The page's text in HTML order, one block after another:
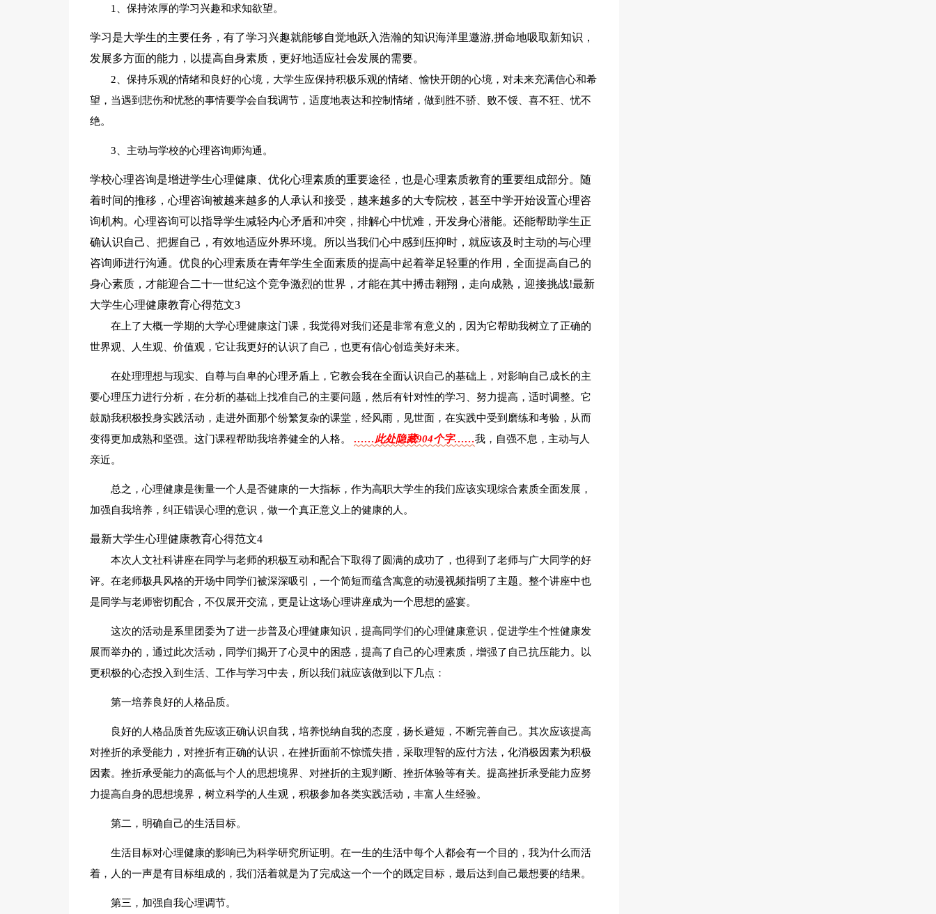
1、保持浓厚的学习兴趣和求知欲望。
学习是大学生的主要任务，有了学习兴趣就能够自觉地跃入浩瀚的知识海洋里邀游,拼命地吸取新知识，
发展多方面的能力，以提高自身素质，更好地适应社会发展的需要。
2、保持乐观的情绪和良好的心境，大学生应保持积极乐观的情绪、愉快开朗的心境，对未来充满信心和希
望，当遇到悲伤和忧愁的事情要学会自我调节，适度地表达和控制情绪，做到胜不骄、败不馁、喜不狂、忧不
绝。
3、主动与学校的心理咨询师沟通。
学校心理咨询是增进学生心理健康、优化心理素质的重要途径，也是心理素质教育的重要组成部分。随
着时间的推移，心理咨询被越来越多的人承认和接受，越来越多的大专院校，甚至中学开始设置心理咨
询机构。心理咨询可以指导学生减轻内心矛盾和冲突，排解心中忧难，开发身心潜能。还能帮助学生正
确认识自己、把握自己，有效地适应外界环境。所以当我们心中感到压抑时，就应该及时主动的与心理
咨询师进行沟通。优良的心理素质在青年学生全面素质的提高中起着举足轻重的作用，全面提高自己的
身心素质，才能迎合二十一世纪这个竞争激烈的世界，才能在其中搏击翱翔，走向成熟，迎接挑战!最新
大学生心理健康教育心得范文3
在上了大概一学期的大学心理健康这门课，我觉得对我们还是非常有意义的，因为它帮助我树立了正确的
世界观、人生观、价值观，它让我更好的认识了自己，也更有信心创造美好未来。
在处理理想与现实、自尊与自卑的心理矛盾上，它教会我在全面认识自己的基础上，对影响自己成长的主
要心理压力进行分析，在分析的基础上找准自己的主要问题，然后有针对性的学习、努力提高，适时调整。它
鼓励我积极投身实践活动，走进外面那个纷繁复杂的课堂，经风雨，见世面，在实践中受到磨练和考验，从而
变得更加成熟和坚强。这门课程帮助我培养健全的人格。 ……此处隐藏904个字……我，自强不息，主动与人
亲近。
总之，心理健康是衡量一个人是否健康的一大指标，作为高职大学生的我们应该实现综合素质全面发展，
加强自我培养，纠正错误心理的意识，做一个真正意义上的健康的人。
最新大学生心理健康教育心得范文4
本次人文社科讲座在同学与老师的积极互动和配合下取得了圆满的成功了，也得到了老师与广大同学的好
评。在老师极具风格的开场中同学们被深深吸引，一个简短而蕴含寓意的动漫视频指明了主题。整个讲座中也
是同学与老师密切配合，不仅展开交流，更是让这场心理讲座成为一个思想的盛宴。
这次的活动是系里团委为了进一步普及心理健康知识，提高同学们的心理健康意识，促进学生个性健康发
展而举办的，通过此次活动，同学们揭开了心灵中的困惑，提高了自己的心理素质，增强了自己抗压能力。以
更积极的心态投入到生活、工作与学习中去，所以我们就应该做到以下几点：
第一培养良好的人格品质。
良好的人格品质首先应该正确认识自我，培养悦纳自我的态度，扬长避短，不断完善自己。其次应该提高
对挫折的承受能力，对挫折有正确的认识，在挫折面前不惊慌失措，采取理智的应付方法，化消极因素为积极
因素。挫折承受能力的高低与个人的思想境界、对挫折的主观判断、挫折体验等有关。提高挫折承受能力应努
力提高自身的思想境界，树立科学的人生观，积极参加各类实践活动，丰富人生经验。
第二，明确自己的生活目标。
生活目标对心理健康的影响已为科学研究所证明。在一生的生活中每个人都会有一个目的，我为什么而活
着，人的一声是有目标组成的，我们活着就是为了完成这一个一个的既定目标，最后达到自己最想要的结果。
第三，加强自我心理调节。